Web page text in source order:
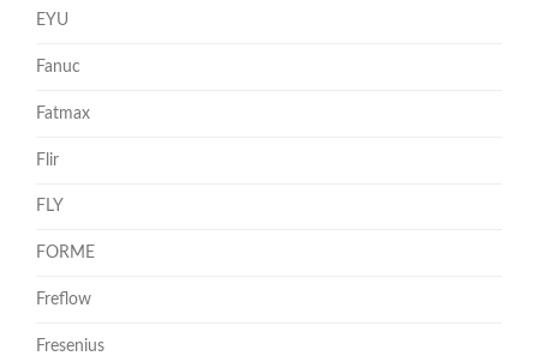
EYU
Fanuc
Fatmax
Flir
FLY
FORME
Freflow
Fresenius